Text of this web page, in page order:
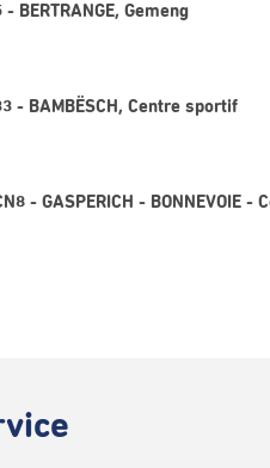
BERTRANGE, Gemeng
- BAMBËSCH, Centre sportif
- GASPERICH - BONNEVOIE -